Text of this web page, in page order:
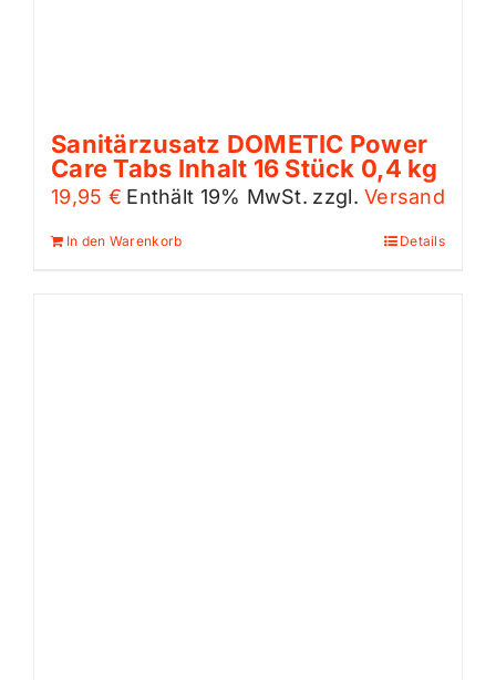
Sanitärzusatz DOMETIC Power
Care Tabs Inhalt 16 Stück 0,4 kg
19,95 € Enthält 19% MwSt. zzgl.Versand
In den Warenkorb Details